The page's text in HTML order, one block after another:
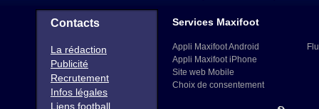
Contacts
La rédaction
Publicité
Recrutement
Infos légales
Liens football
Services Maxifoot
Appli Maxifoot Android
Appli Maxifoot iPhone
Site web Mobile
Choix de consentement